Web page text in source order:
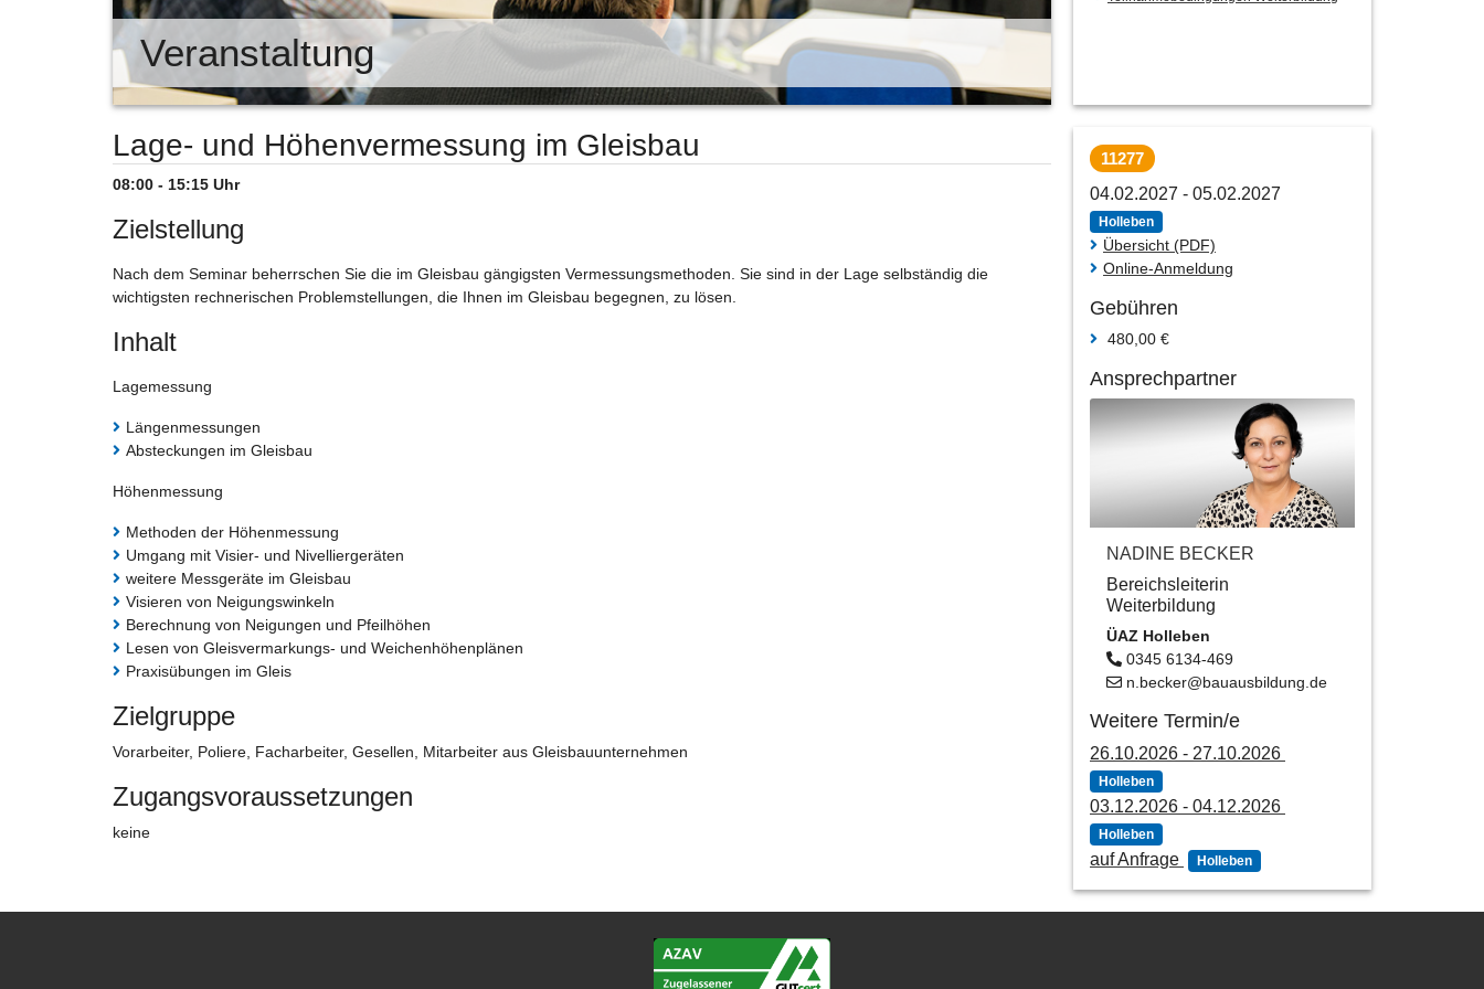
Veranstaltung
Lage- und Höhenvermessung im Gleisbau
08:00 - 15:15 Uhr
Zielstellung
Nach dem Seminar beherrschen Sie die im Gleisbau gängigsten Vermessungsmethoden. Sie sind in der Lage selbständig die
wichtigsten rechnerischen Problemstellungen, die Ihnen im Gleisbau begegnen, zu lösen.
Inhalt
Lagemessung
Längenmessungen
Absteckungen im Gleisbau
Höhenmessung
Methoden der Höhenmessung
Umgang mit Visier- und Nivelliergeräten
weitere Messgeräte im Gleisbau
Visieren von Neigungswinkeln
Berechnung von Neigungen und Pfeilhöhen
Lesen von Gleisvermarkungs- und Weichenhöhenplänen
Praxisübungen im Gleis
Zielgruppe
Vorarbeiter, Poliere, Facharbeiter, Gesellen, Mitarbeiter aus Gleisbauunternehmen
Zugangsvoraussetzungen
keine
11277
04.02.2027 - 05.02.2027
Holleben
Übersicht (PDF)
Online-Anmeldung
Gebühren
480,00 €
Ansprechpartner
NADINE BECKER
Bereichsleiterin
Weiterbildung
ÜAZ Holleben
0345 6134-469
n.becker@bauausbildung.de
Weitere Termin/e
26.10.2026 - 27.10.2026
Holleben
03.12.2026 - 04.12.2026
Holleben
auf Anfrage Holleben